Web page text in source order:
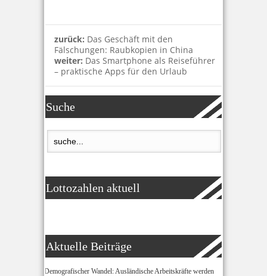
zurück: Das Geschäft mit den
Fälschungen: Raubkopien in China
weiter: Das Smartphone als Reiseführer
– praktische Apps für den Urlaub
Suche
Lottozahlen aktuell
Aktuelle Beiträge
Demografischer Wandel: Ausländische Arbeitskräfte werden